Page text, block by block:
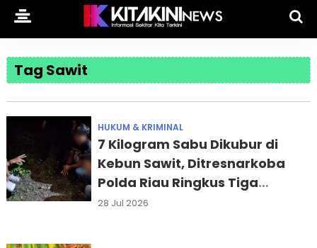
Tag Sawit
HUKUM & KRIMINAL
7 Kilogram Sabu Dikubur di
Kebun Sawit, Ditresnarkoba
Polda Riau Ringkus Tiga
Tersangka
28 Jul 2026